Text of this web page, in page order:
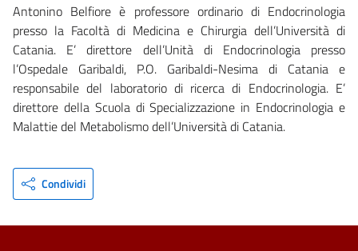
Antonino Belfiore è professore ordinario di Endocrinologia
presso la Facoltà di Medicina e Chirurgia dell’Università di
Catania. E’ direttore dell’Unità di Endocrinologia presso
l’Ospedale Garibaldi, P.O. Garibaldi-Nesima di Catania e
responsabile del laboratorio di ricerca di Endocrinologia. E’
direttore della Scuola di Specializzazione in Endocrinologia e
Malattie del Metabolismo dell’Università di Catania.
Condividi